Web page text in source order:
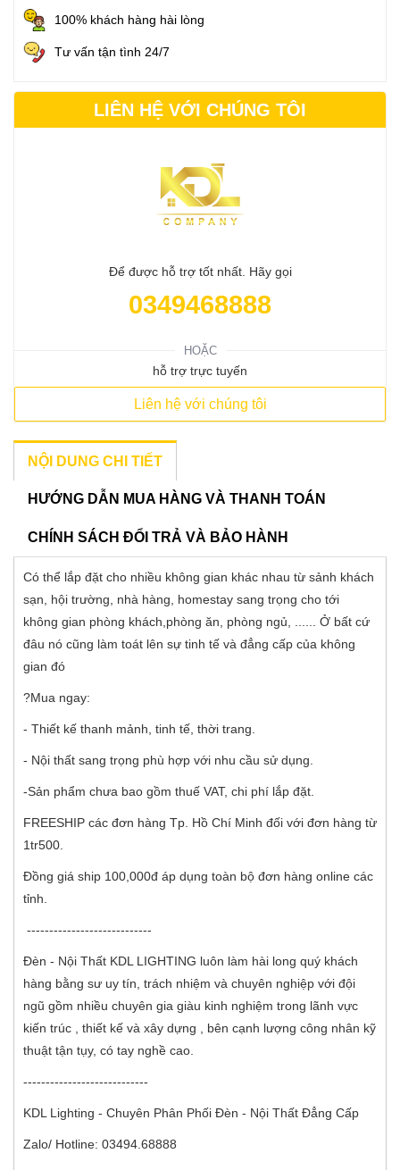
100% khách hàng hài lòng
Tư vấn tận tình 24/7
LIÊN HỆ VỚI CHÚNG TÔI
Để được hỗ trợ tốt nhất. Hãy gọi
0349468888
HOẶC
hỗ trợ trực tuyến
Liên hệ với chúng tôi
NỘI DUNG CHI TIẾT
HƯỚNG DẪN MUA HÀNG VÀ THANH TOÁN
CHÍNH SÁCH ĐỔI TRẢ VÀ BẢO HÀNH
Có thể lắp đặt cho nhiều không gian khác nhau từ sảnh khách
sạn, hội trường, nhà hàng, homestay sang trọng cho tới
không gian phòng khách,phòng ăn, phòng ngủ, ...... Ở bất cứ
đâu nó cũng làm toát lên sự tinh tế và đẳng cấp của không
gian đó
?Mua ngay:
- Thiết kế thanh mảnh, tinh tế, thời trang.
- Nội thất sang trọng phù hợp với nhu cầu sử dụng.
-Sản phẩm chưa bao gồm thuế VAT, chi phí lắp đặt.
FREESHIP các đơn hàng Tp. Hồ Chí Minh đối với đơn hàng từ
1tr500.
Đồng giá ship 100,000đ áp dụng toàn bộ đơn hàng online các
tỉnh.
----------------------------
Đèn - Nội Thất KDL LIGHTING luôn làm hài long quý khách
hàng bằng sư uy tín, trách nhiệm và chuyên nghiệp với đội
ngũ gồm nhiều chuyên gia giàu kinh nghiệm trong lãnh vực
kiến trúc , thiết kế và xây dựng , bên cạnh lượng công nhân kỹ
thuật tận tụy, có tay nghề cao.
----------------------------
KDL Lighting - Chuyên Phân Phối Đèn - Nội Thất Đẳng Cấp
Zalo/ Hotline: 03494.68888